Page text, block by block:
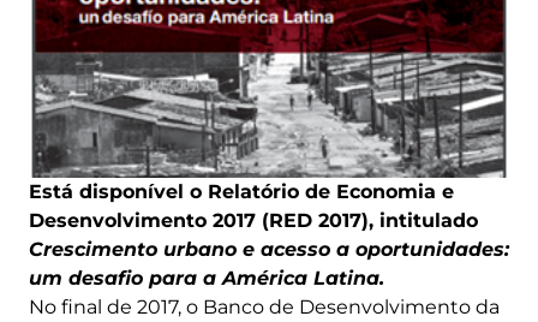
Está disponível o Relatório de Economia e
Desenvolvimento 2017 (RED 2017), intitulado
Crescimento urbano e acesso a oportunidades:
um desafio para a América Latina.
No final de 2017, o Banco de Desenvolvimento da